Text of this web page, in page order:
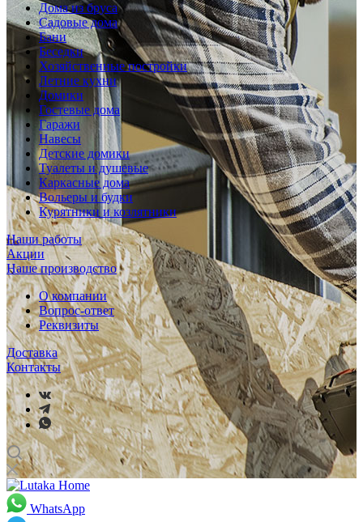
Дома из бруса
Садовые дома
Бани
Беседки
Хозяйственные постройки
Летние кухни
Домики
Гостевые дома
Гаражи
Навесы
Детские домики
Туалеты и душевые
Каркасные дома
Вольеры и будки
Курятники и козлятники
Наши работы
Акции
Наше производство
О компании
Вопрос-ответ
Реквизиты
Доставка
Контакты
WhatsApp